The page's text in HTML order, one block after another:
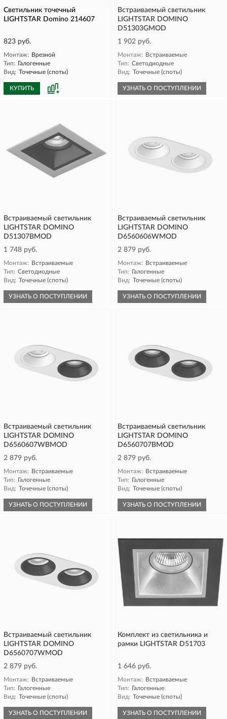
Светильник точечный
LIGHTSTAR Domino 214607
823 руб.
Монтаж: Врезной
Тип: Галогенные
Вид: Точечные (споты)
КУПИТЬ
Встраиваемый светильник
LIGHTSTAR DOMINO
D51303GMOD
1 902 руб.
Монтаж: Встраиваемые
Тип: Светодиодные
Вид: Точечные (споты)
УЗНАТЬ О ПОСТУПЛЕНИИ
Встраиваемый светильник
LIGHTSTAR DOMINO
D51307BMOD
1 748 руб.
Монтаж: Встраиваемые
Тип: Светодиодные
Вид: Точечные (споты)
УЗНАТЬ О ПОСТУПЛЕНИИ
Встраиваемый светильник
LIGHTSTAR DOMINO
D6560606WMOD
2 879 руб.
Монтаж: Встраиваемые
Тип: Галогенные
Вид: Точечные (споты)
УЗНАТЬ О ПОСТУПЛЕНИИ
Встраиваемый светильник
LIGHTSTAR DOMINO
D6560607WBMOD
2 879 руб.
Монтаж: Встраиваемые
Тип: Галогенные
Вид: Точечные (споты)
УЗНАТЬ О ПОСТУПЛЕНИИ
Встраиваемый светильник
LIGHTSTAR DOMINO
D6560707BMOD
2 879 руб.
Монтаж: Встраиваемые
Тип: Галогенные
Вид: Точечные (споты)
УЗНАТЬ О ПОСТУПЛЕНИИ
Встраиваемый светильник
LIGHTSTAR DOMINO
D6560707WMOD
2 879 руб.
Монтаж: Встраиваемые
Тип: Галогенные
Вид: Точечные (споты)
УЗНАТЬ О ПОСТУПЛЕНИИ
Комплект из светильника и
рамки LIGHTSTAR D51703
1 646 руб.
Монтаж: Встраиваемые
Тип: Галогенные
Вид: Точечные (споты)
УЗНАТЬ О ПОСТУПЛЕНИИ